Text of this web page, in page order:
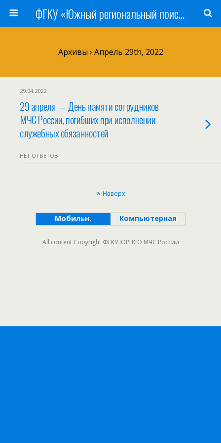
ФГКУ «Южный региональный поисково-спасательный отряд» МЧС России
Архивы › Апрель 29th, 2022
29.04.2022
29 апреля — День памяти сотрудников
МЧС России, погибших при исполнении
служебных обязанностей
НЕТ ОТВЕТОВ
Наверх
Мобильн. Компьютерная
All content Copyright ФГКУ ЮРПСО МЧС России